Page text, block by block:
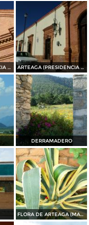
ARTEAGA (PRESIDENCIA MUNICIPAL) ARTEAGA (PRESIDENCIA MUNICIPAL)
DERRAMADERO
FLORA DE ARTEAGA (MAGUEY)